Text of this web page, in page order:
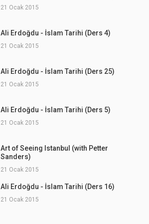
21 Ocak 2015
Ali Erdoğdu - İslam Tarihi (Ders 4)
21 Ocak 2015
Ali Erdoğdu - İslam Tarihi (Ders 25)
21 Ocak 2015
Ali Erdoğdu - İslam Tarihi (Ders 5)
21 Ocak 2015
Art of Seeing Istanbul (with Petter
Sanders)
21 Ocak 2015
Ali Erdoğdu - İslam Tarihi (Ders 16)
21 Ocak 2015